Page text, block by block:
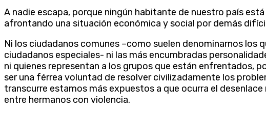
A nadie escapa, porque ningún habitante de nuestro país
afrontando una situación económica y social por demás
Ni los ciudadanos comunes –como suelen denominarnos los
ciudadanos especiales- ni las más encumbradas
ni quienes representan a los grupos que están enfrentados,
ser una férrea voluntad de resolver civilizadamente los
transcurre estamos más expuestos a que ocurra el
entre hermanos con violencia.